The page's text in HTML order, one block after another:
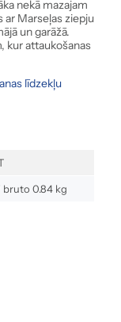
nekā mazajam
ar Marseļas ziepju
un garāžā.
kur attaukošanas
līdzekļu
bruto 0.84 kg